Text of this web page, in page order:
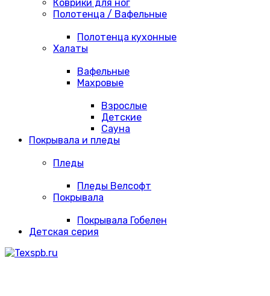
Коврики для ног
Полотенца / Вафельные
Полотенца кухонные
Халаты
Вафельные
Махровые
Взрослые
Детские
Сауна
Покрывала и пледы
Пледы
Пледы Велсофт
Покрывала
Покрывала Гобелен
Детская серия